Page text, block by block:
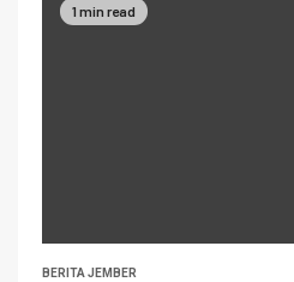
1 min read
BERITA JEMBER